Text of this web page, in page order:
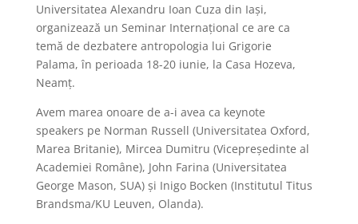
Universitatea Alexandru Ioan Cuza din Iași,
organizează un Seminar Internațional ce are ca
temă de dezbatere antropologia lui Grigorie
Palama, în perioada 18-20 iunie, la Casa Hozeva,
Neamț.
Avem marea onoare de a-i avea ca keynote
speakers pe Norman Russell (Universitatea Oxford,
Marea Britanie), Mircea Dumitru (Vicepreședinte al
Academiei Române), John Farina (Universitatea
George Mason, SUA) și Inigo Bocken (Institutul Titus
Brandsma/KU Leuven, Olanda).